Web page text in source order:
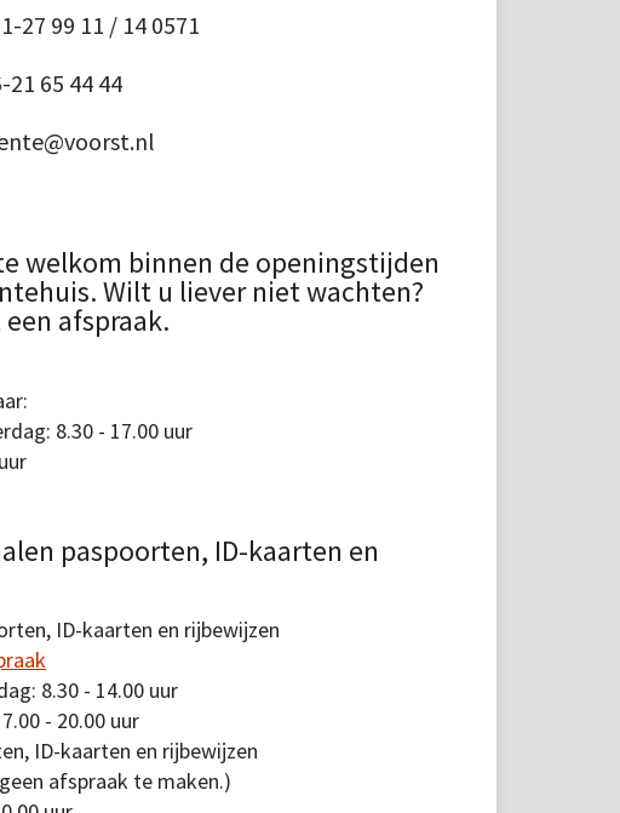
27 99 11 / 14 0571
65 44 44
welkom binnen de openingstijden
Wilt u liever niet wachten?
afspraak.
8.30 - 17.00 uur
paspoorten, ID-kaarten en
ID-kaarten en rijbewijzen
8.30 - 14.00 uur
- 20.00 uur
ID-kaarten en rijbewijzen
afspraak te maken.)